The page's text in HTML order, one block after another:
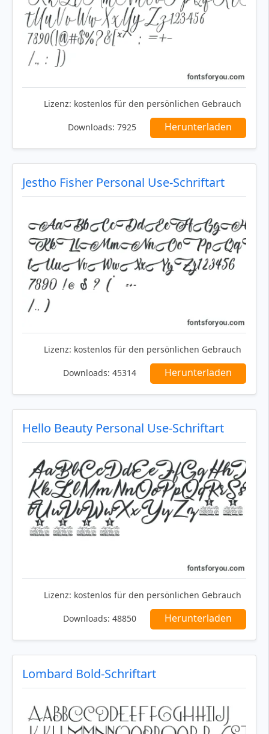
Lizenz: kostenlos für den persönlichen Gebrauch
Downloads: 7925 Herunterladen
Jestho Fisher Personal Use-Schriftart
Lizenz: kostenlos für den persönlichen Gebrauch
Downloads: 45314 Herunterladen
Hello Beauty Personal Use-Schriftart
Lizenz: kostenlos für den persönlichen Gebrauch
Downloads: 48850 Herunterladen
Lombard Bold-Schriftart